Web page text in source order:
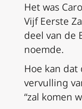
Het was
Vijf Eerste
deel van de
noemde.
Hoe kan dat
vervulling
“zal komen